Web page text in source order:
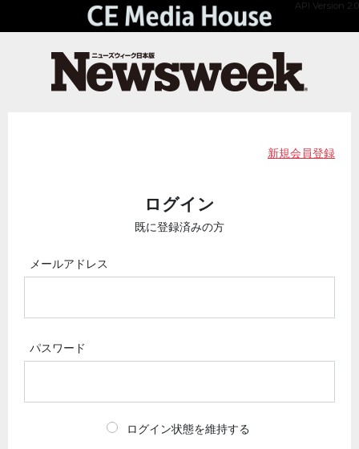
API Version 2.0
新規会員登録
ログイン
既に登録済みの方
メールアドレス
パスワード
ログイン状態を維持する